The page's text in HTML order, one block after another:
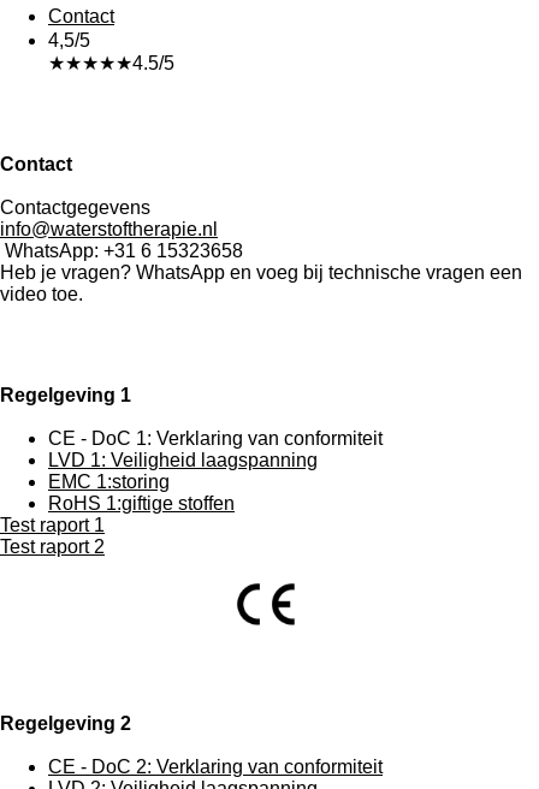
Contact
4,5/5
★★★★★4.5/5
Contact
Contactgegevens
info@waterstoftherapie.nl
WhatsApp: +31 6 15323658
Heb je vragen? WhatsApp en voeg bij technische vragen een
video toe.
Regelgeving 1
CE - DoC 1: Verklaring van conformiteit
LVD 1: Veiligheid laagspanning
EMC 1:storing
RoHS 1:giftige stoffen
Test raport 1
Test raport 2
Regelgeving 2
CE - DoC 2: Verklaring van conformiteit